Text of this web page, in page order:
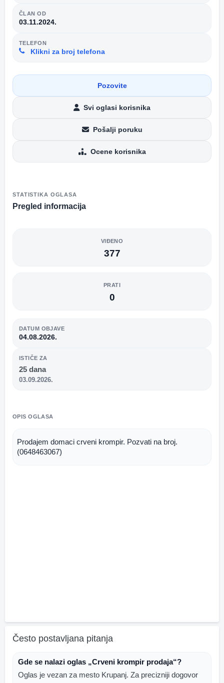
ČLAN OD
03.11.2024.
TELEFON
Klikni za broj telefona
Pozovite
Svi oglasi korisnika
Pošalji poruku
Ocene korisnika
STATISTIKA OGLASA
Pregled informacija
VIĐENO
377
PRATI
0
DATUM OBJAVE
04.08.2026.
ISTIČE ZA
25 dana
03.09.2026.
OPIS OGLASA
Prodajem domaci crveni krompir. Pozvati na broj.
(0648463067)
Često postavljana pitanja
Gde se nalazi oglas „Crveni krompir prodaja“?
Oglas je vezan za mesto Krupanj. Za precizniji dogovor